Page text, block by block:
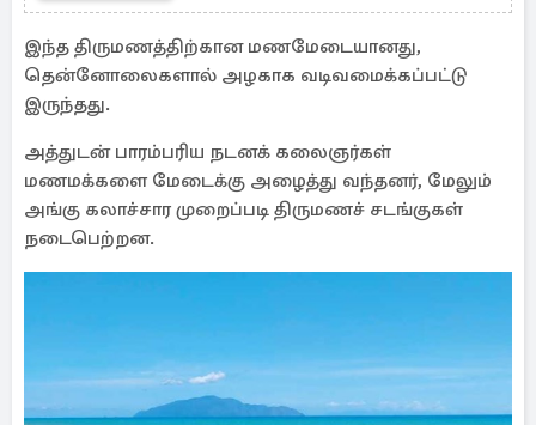
இந்த திருமணத்திற்கான மணமேடையானது,
தென்னோலைகளால் அழகாக வடிவமைக்கப்பட்டு
இருந்தது.
அத்துடன் பாரம்பரிய நடனக் கலைஞர்கள்
மணமக்களை மேடைக்கு அழைத்து வந்தனர், மேலும்
அங்கு கலாச்சார முறைப்படி திருமணச் சடங்குகள்
நடைபெற்றன.